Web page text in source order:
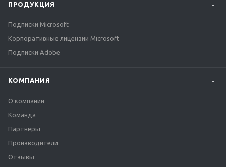
ПРОДУКЦИЯ
Подписки Microsoft
Корпоративные лицензии Microsoft
Подписки Adobe
КОМПАНИЯ
О компании
Команда
Партнеры
Производители
Отзывы